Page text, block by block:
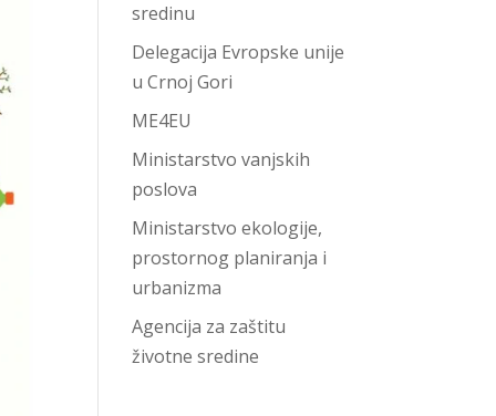
sredinu
Delegacija Evropske unije
u Crnoj Gori
ME4EU
Ministarstvo vanjskih
poslova
Ministarstvo ekologije,
prostornog planiranja i
urbanizma
Agencija za zaštitu
životne sredine